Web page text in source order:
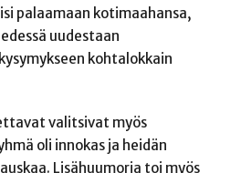
palaamaan kotimaahansa,
uudestaan
kohtalokkain
valitsivat myös
oli innokas ja heidän
Lisähuumoria toi myös